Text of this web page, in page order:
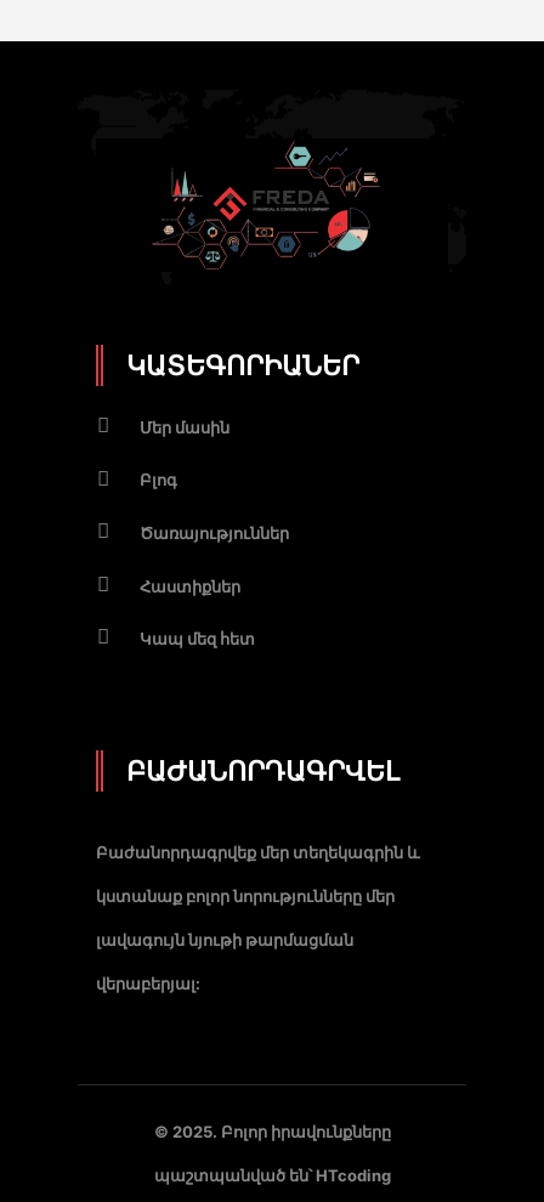
ԿԱՏԵԳՈՐԻԱՆԵՐ
Մեր մասին
Բլոգ
Ծառայություններ
Հաստիքներ
Կապ մեզ հետ
ԲԱԺԱՆՈՐԴԱԳՐՎԵԼ
Բաժանորդագրվեք մեր տեղեկագրին և
կստանաք բոլոր նորությունները մեր
լավագույն նյութի թարմացման
վերաբերյալ:
© 2025. Բոլոր իրավունքները
պաշտպանված են՝HTcoding